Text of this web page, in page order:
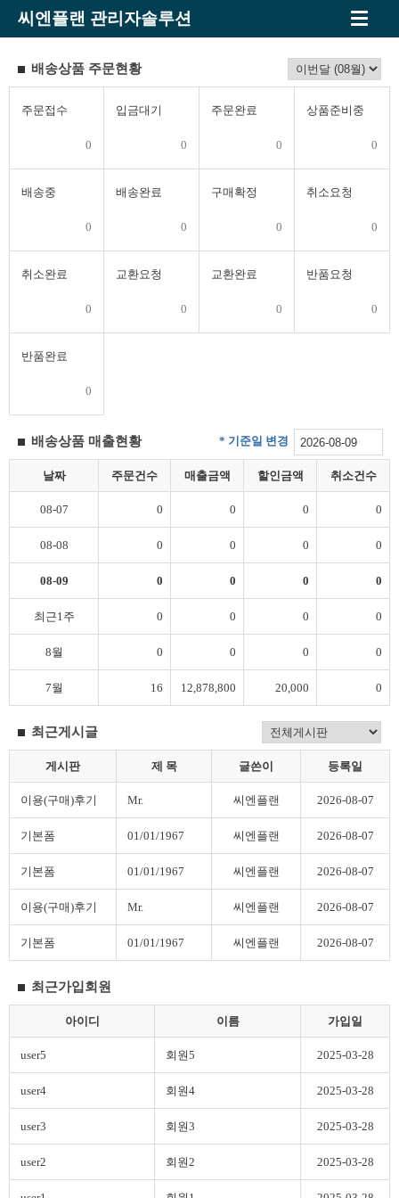
씨엔플랜 관리자솔루션
배송상품 주문현황
주문접수
0
입금대기
0
주문완료
0
상품준비중
0
배송중
0
배송완료
0
구매확정
0
취소요청
0
취소완료
0
교환요청
0
교환완료
0
반품요청
0
반품완료
0
배송상품 매출현황 * 기준일 변경
날짜 주문건수 매출금액 할인금액 취소건수
08-07 0 0 0 0
08-08 0 0 0 0
08-09 0 0 0 0
최근1주 0 0 0 0
8월 0 0 0 0
7월 16 12,878,800 20,000 0
최근게시글
게시판 제 목 글쓴이 등록일
이용(구매)후기 Mr. 씨엔플랜 2026-08-07
기본폼 01/01/1967 씨엔플랜 2026-08-07
기본폼 01/01/1967 씨엔플랜 2026-08-07
이용(구매)후기 Mr. 씨엔플랜 2026-08-07
기본폼 01/01/1967 씨엔플랜 2026-08-07
최근가입회원
아이디 이름 가입일
user5 회원5 2025-03-28
user4 회원4 2025-03-28
user3 회원3 2025-03-28
user2 회원2 2025-03-28